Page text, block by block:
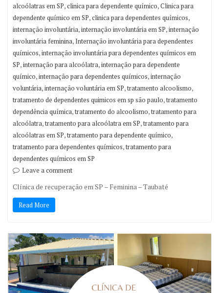
alcoólatras em SP,clinica para dependente químico,Clinica para
dependente químico em SP,clinica para dependentes químicos,
internação involuntária,internação involuntária em SP,internação
involuntária feminina, Internação involuntária para dependentes
químicos,internação involuntária para dependentes químicos em
SP,internação para alcoólatra,internação para dependente
químico,internação para dependentes químicos,internação
voluntária,internação voluntária em SP,tratamento alcoolismo,
tratamento de dependentes quimicos em sp são paulo,tratamento
dependência química,tratamento do alcoolismo,tratamento para
alcoólatra,tratamento para alcoólatra em SP,tratamento para
alcoólatras em SP,tratamento para dependente químico,
tratamento para dependentes químicos,tratamento para
dependentes químicos em SP
Leave a comment
Clínica de recuperação em SP – Feminina – Taubaté
Read More